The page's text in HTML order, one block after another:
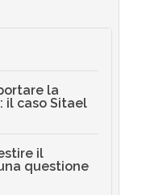
la
il caso Sitael
il
questione